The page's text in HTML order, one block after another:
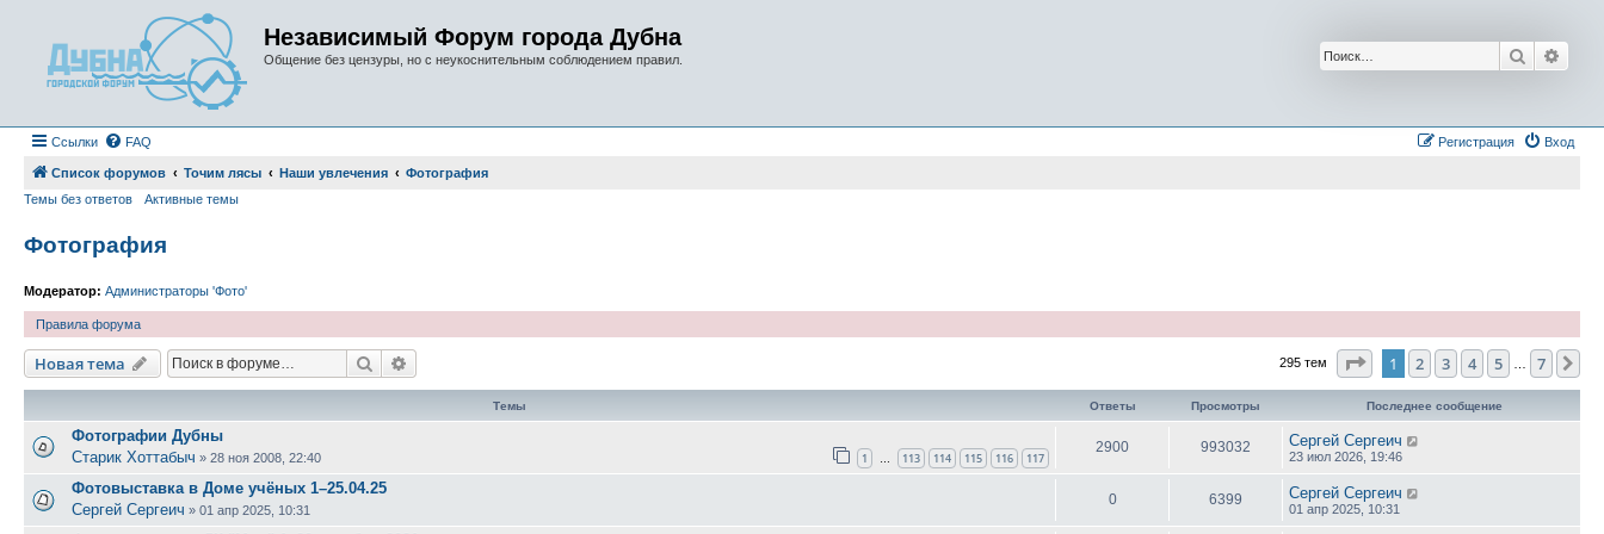
Независимый Форум города Дубна
Общение без цензуры, но с неукоснительным соблюдением правил. Поиск
Ссылки FAQ Вход
Регистрация
Список форумов Точим лясы Наши увлечения
Фотография
Темы без ответов
Активные темы
Фотография
Модератор: Администраторы 'Фото'
Правила форума
Новая тема Поиск 295 тем Страница1 из
1 2 3 4 5 7
Темы Ответы Просмотры Последнее сообщение
Фотографии Дубны
Старик Хоттабыч » 28 ноя 2008, 22:40 1 … 113 114 115 116 117
2900 993032 Сергей Сергеич
23 июл 2026, 19:46
Фотовыставка в Доме учёных 1–25.04.25
Сергей Сергеич » 01 апр 2025, 10:31
0 6399 Сергей Сергеич
01 апр 2025, 10:31